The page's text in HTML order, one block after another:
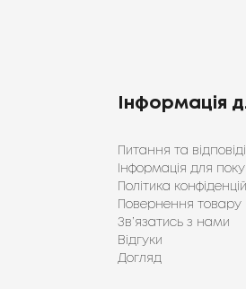
Інформація
Питання та відповіді
Інформація для
Політика
Повернення товару
Зв’язатись з нами
Відгуки
Догляд